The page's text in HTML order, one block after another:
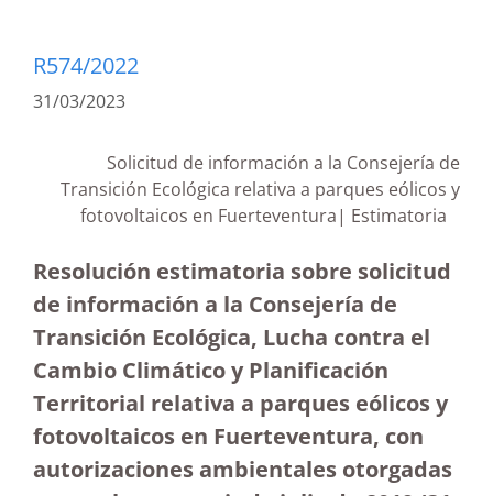
R574/2022
31/03/2023
Solicitud de información a la Consejería de
Transición Ecológica relativa a parques eólicos y
fotovoltaicos en Fuerteventura| Estimatoria
Resolución estimatoria sobre solicitud
de información a la Consejería de
Transición Ecológica, Lucha contra el
Cambio Climático y Planificación
Territorial relativa a parques eólicos y
fotovoltaicos en Fuerteventura, con
autorizaciones ambientales otorgadas